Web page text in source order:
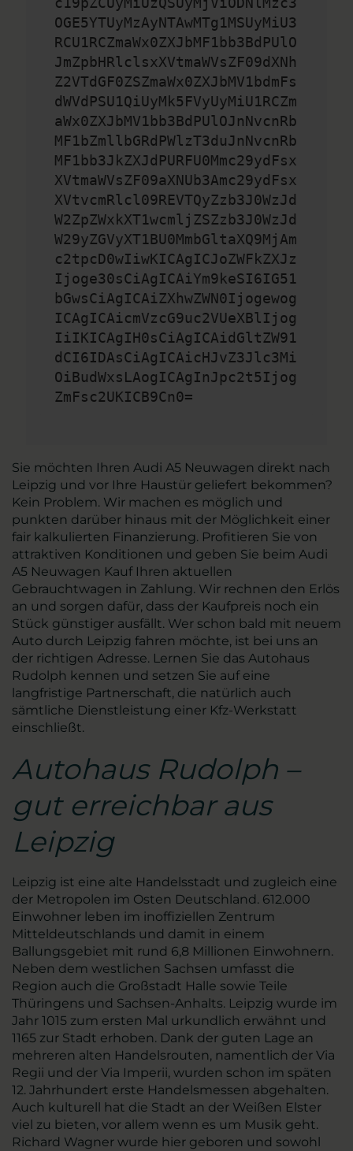
OGE5YTUyMzAyNTAwMTg1MSUyMiU3
RCU1RCZmaWx0ZXJbMF1bb3BdPUlO
JmZpbHRlclsxXVtmaWVsZF09dXNh
Z2VTdGF0ZSZmaWx0ZXJbMV1bdmFs
dWVdPSU1QiUyMk5FVyUyMiU1RCZm
aWx0ZXJbMV1bb3BdPUlOJnNvcnRb
MF1bZmllbGRdPWlzT3duJnNvcnRb
MF1bb3JkZXJdPURFU0Mmc29ydFsx
XVtmaWVsZF09aXNUb3Amc29ydFsx
XVtvcmRlcl09REVTQyZzb3J0WzJd
W2ZpZWxkXT1wcmljZSZzb3J0WzJd
W29yZGVyXT1BU0MmbGltaXQ9MjAm
c2tpcD0wIiwKICAgICJoZWFkZXJz
Ijoge30sCiAgICAiYm9keSI6IG51
bGwsCiAgICAiZXhwZWN0Ijogewog
ICAgICAicmVzcG9uc2VUeXBlIjog
IiIKICAgIH0sCiAgICAidGltZW91
dCI6IDAsCiAgICAicHJvZ3Jlc3Mi
OiBudWxsLAogICAgInJpc2t5Ijog
ZmFsc2UKICB9Cn0=
Sie möchten Ihren Audi A5 Neuwagen direkt nach
Leipzig und vor Ihre Haustür geliefert bekommen?
Kein Problem. Wir machen es möglich und
punkten darüber hinaus mit der Möglichkeit einer
fair kalkulierten Finanzierung. Profitieren Sie von
attraktiven Konditionen und geben Sie beim Audi
A5 Neuwagen Kauf Ihren aktuellen
Gebrauchtwagen in Zahlung. Wir rechnen den Erlös
an und sorgen dafür, dass der Kaufpreis noch ein
Stück günstiger ausfällt. Wer schon bald mit neuem
Auto durch Leipzig fahren möchte, ist bei uns an
der richtigen Adresse. Lernen Sie das Autohaus
Rudolph kennen und setzen Sie auf eine
langfristige Partnerschaft, die natürlich auch
sämtliche Dienstleistung einer Kfz-Werkstatt
einschließt.
Autohaus Rudolph –
gut erreichbar aus
Leipzig
Leipzig ist eine alte Handelsstadt und zugleich eine
der Metropolen im Osten Deutschland. 612.000
Einwohner leben im inoffiziellen Zentrum
Mitteldeutschlands und damit in einem
Ballungsgebiet mit rund 6,8 Millionen Einwohnern.
Neben dem westlichen Sachsen umfasst die
Region auch die Großstadt Halle sowie Teile
Thüringens und Sachsen-Anhalts. Leipzig wurde im
Jahr 1015 zum ersten Mal urkundlich erwähnt und
1165 zur Stadt erhoben. Dank der guten Lage an
mehreren alten Handelsrouten, namentlich der Via
Regii und der Via Imperii, wurden schon im späten
12. Jahrhundert erste Handelsmessen abgehalten.
Auch kulturell hat die Stadt an der Weißen Elster
viel zu bieten, vor allem wenn es um Musik geht.
Richard Wagner wurde hier geboren und sowohl